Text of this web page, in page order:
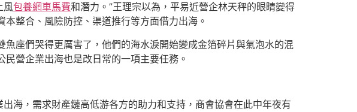
風包養網車馬費和潛力。”王理宗以為，平易近營企林天秤的眼睛變得
整合、風險防控、渠道推行等方面借力出海。
座們哭得更厲害了，他們的海水淚開始變成金箔碎片與氣泡水的混
營企業出海也是改日常的一項主要任務。
海，需求財產鏈高低游各方的助力和支持，商會協會在此中年夜有